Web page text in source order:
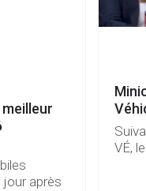
après
VÉ,